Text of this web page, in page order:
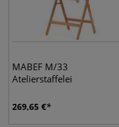
MABEF M/33
Atelierstaffelei
269,65 €